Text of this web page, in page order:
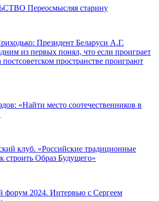
Переосмысляя старину
Президент Беларуси А.Г.
из первых понял, что если проиграет
постсоветском пространстве проиграют
«Найти место соотечественников в
клуб. «Российские традиционные
строить Образ Будущего»
форум 2024. Интервью с Сергеем